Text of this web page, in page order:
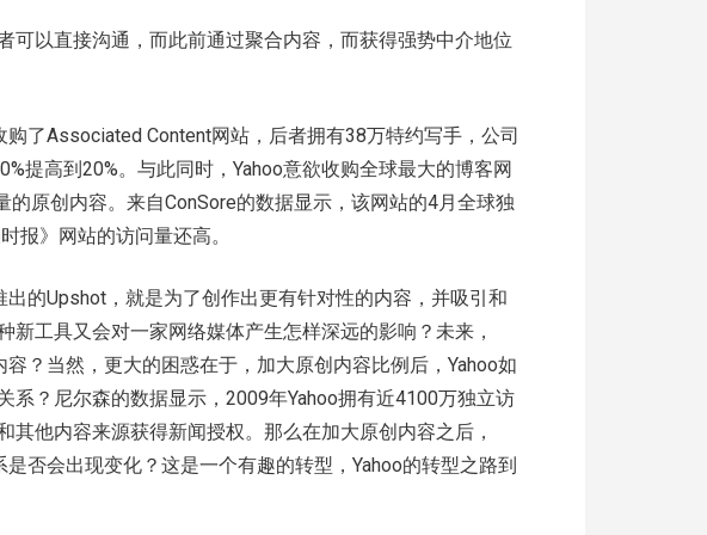
可以直接沟通，而此前通过聚合内容，而获得强势中介地位
了Associated Content网站，后者拥有38万特约写手，公司
提高到20%。与此同时，Yahoo意欲收购全球最大的博客网
原创内容。来自ConSore的数据显示，该网站的4月全球独
报》网站的访问量还高。
出的Upshot，就是为了创作出更有针对性的内容，并吸引和
新工具又会对一家网络媒体产生怎样深远的影响？未来，
？当然，更大的困惑在于，加大原创内容比例后，Yahoo如
系？尼尔森的数据显示，2009年Yahoo拥有近4100万独立访
其他内容来源获得新闻授权。那么在加大原创内容之后，
否会出现变化？这是一个有趣的转型，Yahoo的转型之路到